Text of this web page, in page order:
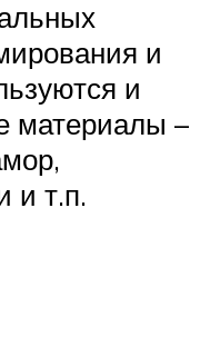
и
и
материалы –
и т.п.